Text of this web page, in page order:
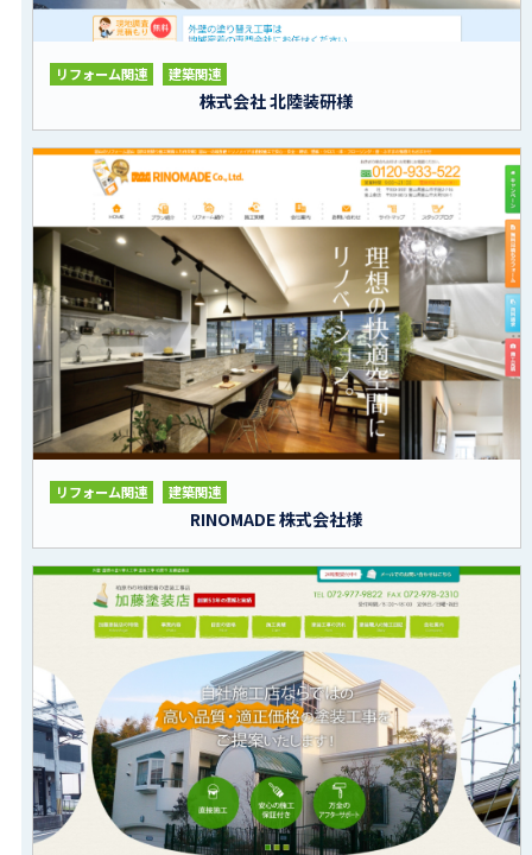
リフォーム関連 建築関連
株式会社 北陸装研様
リフォーム関連 建築関連
RINOMADE 株式会社様